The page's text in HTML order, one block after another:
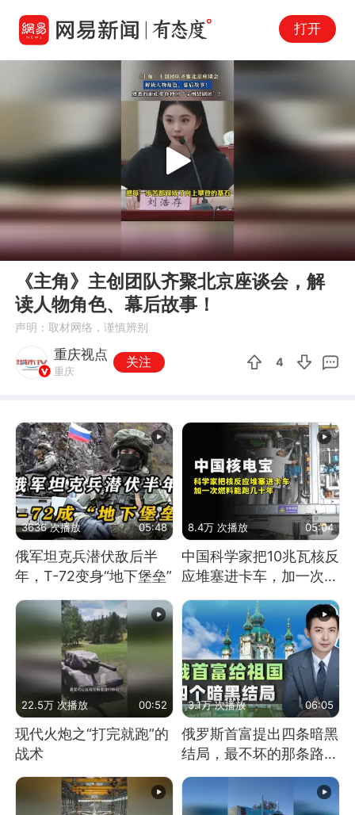
打开
00:00 00:32
Play
《主角》主创团队齐聚北京座谈会，解
读人物角色、幕后故事！
声明：取材网络，谨慎辨别
重庆视点
重庆
关注 4
3636 次播放 05:48
俄军坦克兵潜伏敌后半
年，T-72变身“地下堡垒”
8.4万 次播放 05:04
中国科学家把10兆瓦核反
应堆塞进卡车，加一次燃
22.5万 次播放 00:52
现代火炮之“打完就跑”的
战术
3.1万 次播放 06:05
俄罗斯首富提出四条暗黑
结局，最不坏的那条路是
通向东方